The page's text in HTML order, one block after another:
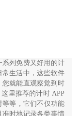
列免费又好用的计
生活中，这些软件
就能直观察觉到时
里推荐的计时 APP
等等，它们不仅功能
时地记录各类事情